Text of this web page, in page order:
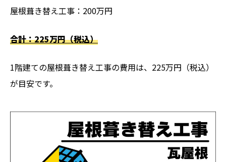
屋根葺き替え工事：200万円
合計：225万円（税込）
1階建ての屋根葺き替え工事の費用は、225万円（税込）
が目安です。